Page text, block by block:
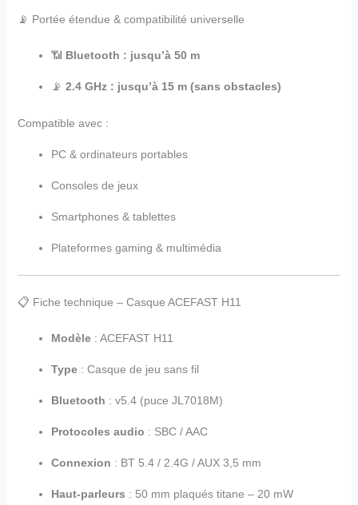
📡 Portée étendue & compatibilité universelle
📶 Bluetooth : jusqu’à 50 m
📡 2.4 GHz : jusqu’à 15 m (sans obstacles)
Compatible avec :
PC & ordinateurs portables
Consoles de jeux
Smartphones & tablettes
Plateformes gaming & multimédia
📋 Fiche technique – Casque ACEFAST H11
Modèle: ACEFAST H11
Type: Casque de jeu sans fil
Bluetooth : v5.4 (puce JL7018M)
Protocoles audio : SBC / AAC
Connexion : BT 5.4 / 2.4G / AUX 3,5 mm
Haut-parleurs : 50 mm plaqués titane – 20 mW